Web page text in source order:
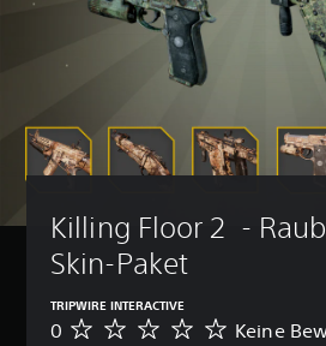
Killing Floor 2  -
Skin-Paket
TRIPWIRE INTERACTIVE
K
0 Keine